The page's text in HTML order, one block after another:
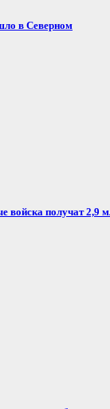
в Северном
войска получат 2,9